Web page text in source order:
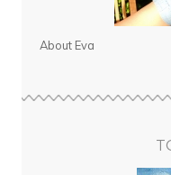
About Eva